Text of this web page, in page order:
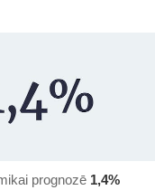
prognozē 1,4%